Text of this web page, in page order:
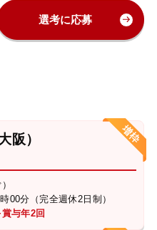
選考に応募
阪）
00分（完全週休2日制）
与年2回